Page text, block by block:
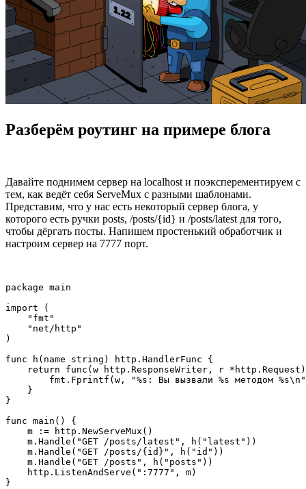
Разберём роутинг на примере блога
Давайте поднимем сервер на localhost и поэксперементируем с
тем, как ведёт себя ServeMux с разными шаблонами.
Представим, что у нас есть некоторый сервер блога, у
которого есть ручки posts, /posts/{id} и /posts/latest для того,
чтобы дёргать посты. Напишем простенький обработчик и
настроим сервер на 7777 порт.
package main
import (
    "fmt"
    "net/http"
)
func h(name string) http.HandlerFunc {
return func(w http.ResponseWriter, r
fmt.Fprintf(w, "%s: Вы вызвали %s методом
    }
}
func main() {
    m := http.NewServeMux()
    m.Handle("GET /posts/latest", h("latest"))
    m.Handle("GET /posts/{id}", h("id"))
    m.Handle("GET /posts", h("posts"))
    http.ListenAndServe(":7777", m)
}